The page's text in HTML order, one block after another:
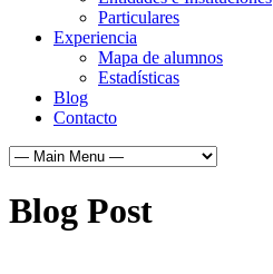
Particulares
Experiencia
Mapa de alumnos
Estadísticas
Blog
Contacto
Blog Post